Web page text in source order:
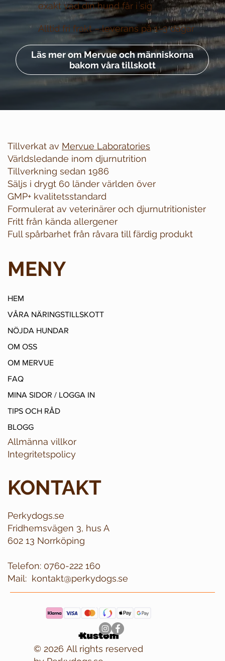
Läs mer om Mervue och människorna
bakom våra tillskott
exakt vad din hund får i sig
Alltid fri frakt –leverans på 1–3 dagar
Tillverkat av Mervue Laboratories
Världsledande inom djurnutrition
Tillverkning sedan 1986
Säljs i drygt 60 länder världen över
GMP+ kvalitetsstandard
Formulerat av veterinärer och djurnutritionister
Fritt från kända allergener
Full spårbarhet från råvara till färdig produkt
MENY
HEM
VÅRA NÄRINGSTILLSKOTT
NÖJDA HUNDAR
OM OSS
OM MERVUE
FAQ
MINA SIDOR / LOGGA IN
TIPS OCH RÅD
BLOGG
Allmänna villkor
Integritetspolicy
KONTAKT
Perkydogs.se
Fridhemsvägen 3, hus A
602 13 Norrköping
Telefon: 0760-222 160
kontakt@perkydogs.se
Mail:
© 2026 All rights reserved